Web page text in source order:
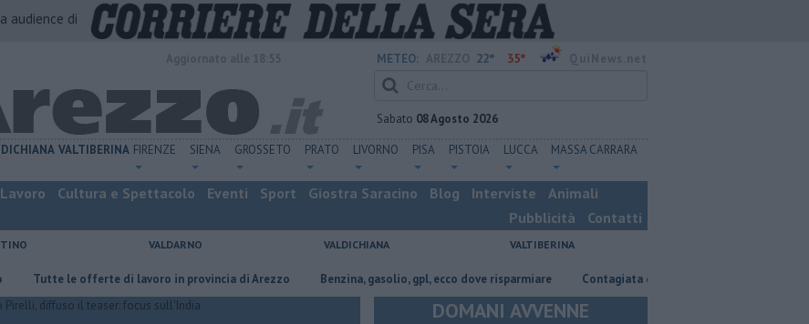
audience di
METEO: 22° 35°
Sabato 08 Agosto 2026
VALTIBERINA FIRENZE SIENA GROSSETO PRATO LIVORNO PISA PISTOIA LUCCA MASSA CARRARA
Lavoro Cultura e Spettacolo Eventi Sport Giostra Saracino Blog Interviste
Animali
Pubblicità
Contatti
VALDARNO VALDICHIANA VALTIBERINA
le offerte di lavoro in provincia di Arezzo ​Benzina, gasolio, gpl, ecco dove risparmiare Contagiata da legionella, non ce l'ha fatta
DOMANI AVVENNE